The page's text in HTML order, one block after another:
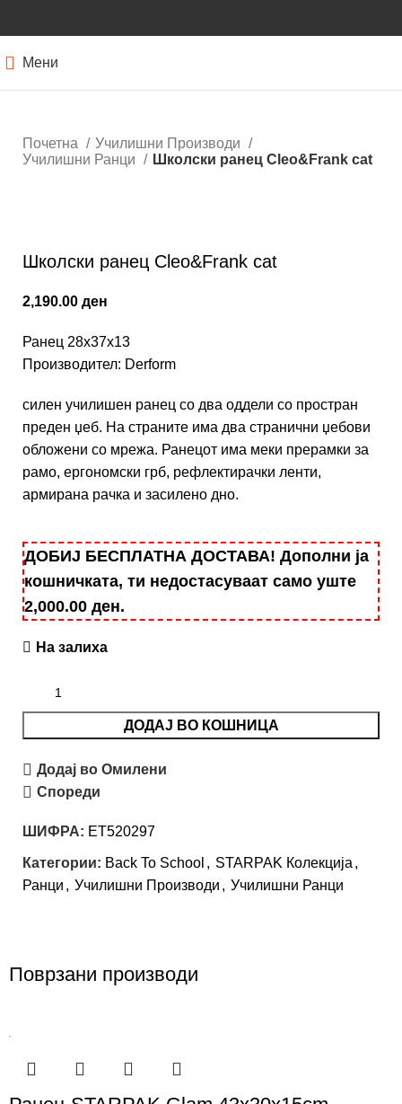
Мени
Почетна
Училишни Производи
Училишни Ранци
Школски ранец Cleo&Frank cat
Школски ранец Cleo&Frank cat
2,190.00 ден
Ранец 28x37x13
Производител: Derform
силен училишен ранец со два оддели со простран
преден џеб. На страните има два странични џебови
обложени со мрежа. Ранецот има меки прерамки за
рамо, ергономски грб, рефлектирачки ленти,
армирана рачка и засилено дно.
ДОБИЈ БЕСПЛАТНА ДОСТАВА! Дополни ја
кошничката, ти недостасуваат само уште
2,000.00 ден.
На залиха
ДОДАЈ ВО КОШНИЦА
Додај во Омилени
Спореди
ШИФРА: ET520297
Категории: Back To School , STARPAK Колекција ,
Ранци , Училишни Производи , Училишни Ранци
Поврзани производи